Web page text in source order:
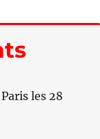
les 28